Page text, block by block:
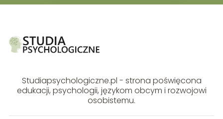
Studiapsychologiczne.pl - strona poświęcona
edukacji, psychologii, językom obcym i rozwojowi
osobistemu.